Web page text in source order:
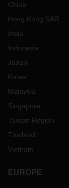
China
Hong Kong SAR
India
Indonesia
Japan
Korea
Malaysia
Singapore
Taiwan Region
Thailand
Vietnam
EUROPE